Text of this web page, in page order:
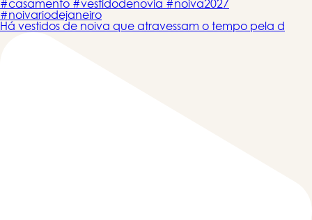
Há vestidos de noiva que atravessam o tempo pela d